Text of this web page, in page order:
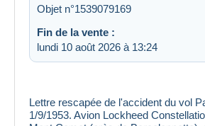
Objet n°1539079169
Fin de la vente :
lundi 10 août 2026 à 13:24
Lettre rescapée de l'accident du vol
1/9/1953. Avion Lockheed